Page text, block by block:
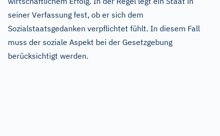
seiner Verfassung fest, ob er sich dem
Sozialstaatsgedanken verpflichtet fühlt. In diesem Fall
muss der soziale Aspekt bei der Gesetzgebung
berücksichtigt werden.